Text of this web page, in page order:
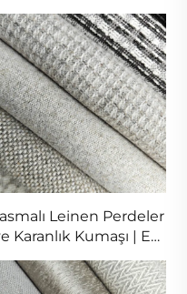
ve Zehirsiz Kumaş
Perdeler
Leinen Perdeler
Karanlık Kumaşı | En
Malzemesi